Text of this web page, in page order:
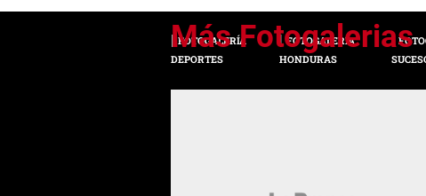
FOTOGALERÍA
DEPORTES
FOTOGALERÍA
HONDURAS